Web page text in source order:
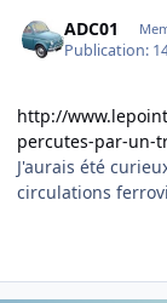
ADC01
Publication:
http://
percutes-par-un-
J'aurais été
circulations